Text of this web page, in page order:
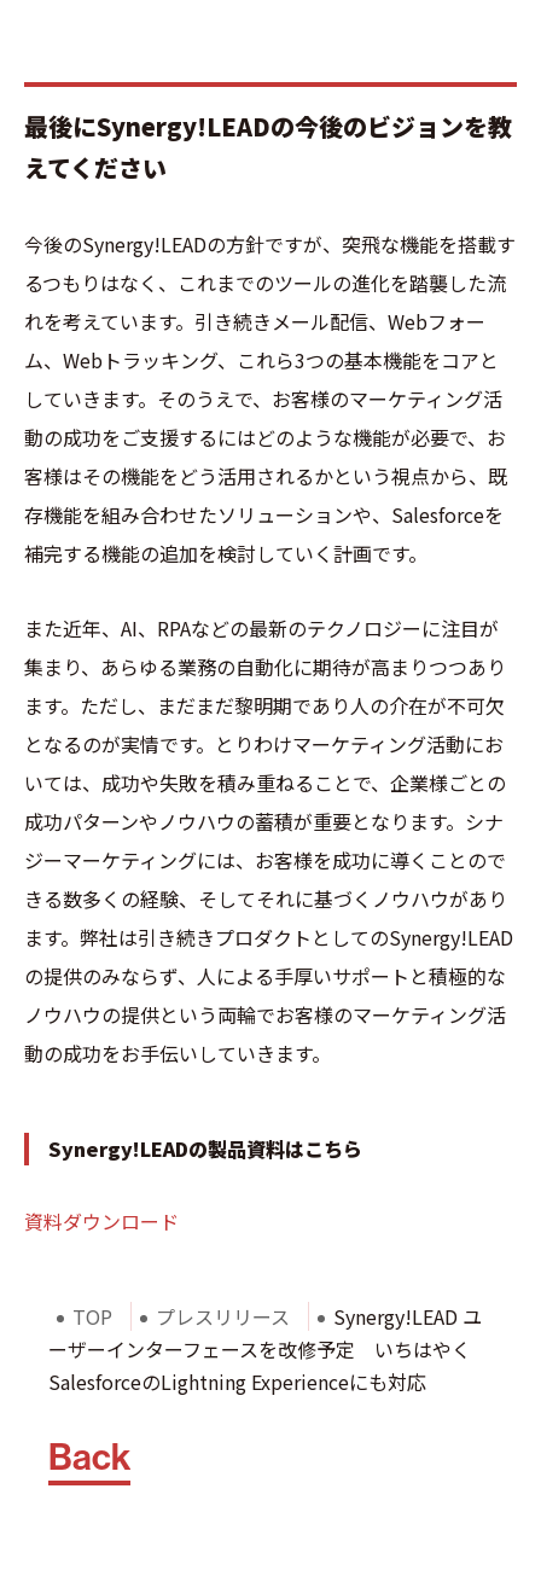
最後にSynergy!LEADの今後のビジョンを教
えてください
今後のSynergy!LEADの方針ですが、突飛な機能を搭載す
るつもりはなく、これまでのツールの進化を踏襲した流
れを考えています。引き続きメール配信、Webフォー
ム、Webトラッキング、これら3つの基本機能をコアと
していきます。そのうえで、お客様のマーケティング活
動の成功をご支援するにはどのような機能が必要で、お
客様はその機能をどう活用されるかという視点から、既
存機能を組み合わせたソリューションや、Salesforceを
補完する機能の追加を検討していく計画です。
また近年、AI、RPAなどの最新のテクノロジーに注目が
集まり、あらゆる業務の自動化に期待が高まりつつあり
ます。ただし、まだまだ黎明期であり人の介在が不可欠
となるのが実情です。とりわけマーケティング活動にお
いては、成功や失敗を積み重ねることで、企業様ごとの
成功パターンやノウハウの蓄積が重要となります。シナ
ジーマーケティングには、お客様を成功に導くことので
きる数多くの経験、そしてそれに基づくノウハウがあり
ます。弊社は引き続きプロダクトとしてのSynergy!LEAD
の提供のみならず、人による手厚いサポートと積極的な
ノウハウの提供という両輪でお客様のマーケティング活
動の成功をお手伝いしていきます。
Synergy!LEADの製品資料はこちら
資料ダウンロード
TOP プレスリリース
Synergy!LEAD ユ
ーザーインターフェースを改修予定 いちはやく
SalesforceのLightning Experienceにも対応
Back